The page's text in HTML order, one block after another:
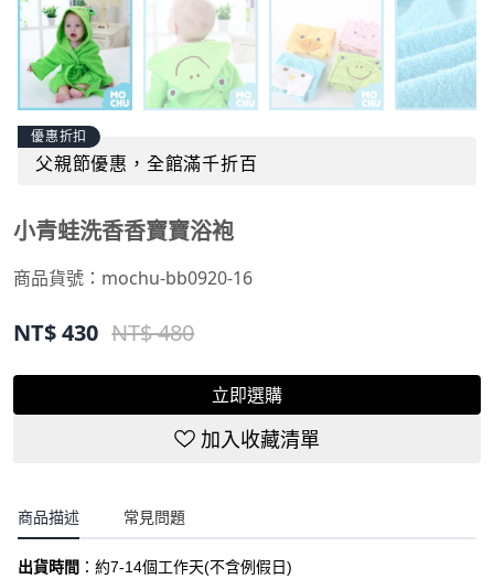
優惠折扣
父親節優惠，全館滿千折百
小青蛙洗香香寶寶浴袍
商品貨號： mochu-bb0920-16
NT$430 NT$ 480
立即選購
加入收藏清單
商品描述 常見問題
出貨時間 ：約7-14個工作天(不含例假日)